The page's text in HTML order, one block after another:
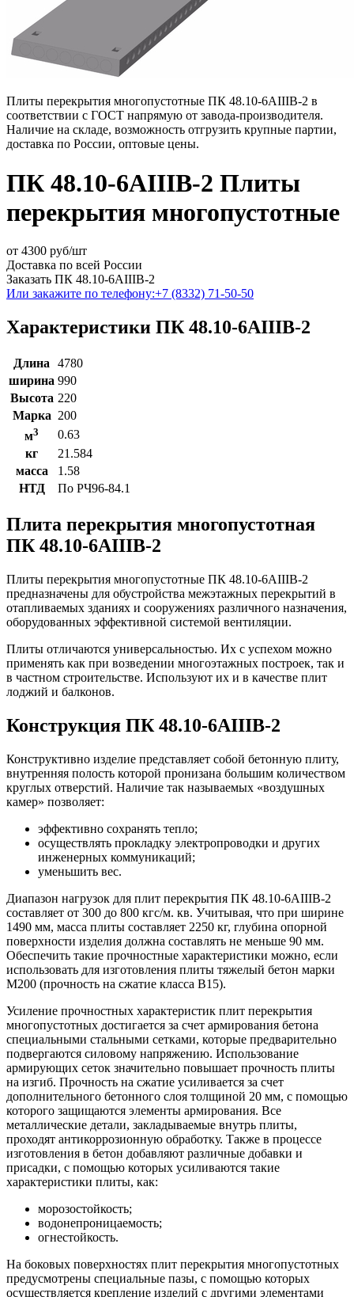
Плиты перекрытия многопустотные ПК 48.10-6АIIIВ-2 в
соответствии с ГОСТ напрямую от завода-производителя.
Наличие на складе, возможность отгрузить крупные партии,
доставка по России, оптовые цены.
ПК 48.10-6АIIIВ-2 Плиты
перекрытия многопустотные
от 4300 руб/шт
Доставка по всей России
Заказать ПК 48.10-6АIIIВ-2
Или закажите по телефону:+7 (8332) 71-50-50
Характеристики ПК 48.10-6АIIIВ-2
Длина
4780
ширина 990
Высота 220
Марка 200
м3
0.63
кг
21.584
масса
1.58
НТД
По РЧ96-84.1
Плита перекрытия многопустотная
ПК 48.10-6АIIIВ-2
Плиты перекрытия многопустотные ПК 48.10-6АIIIВ-2
предназначены для обустройства межэтажных перекрытий в
отапливаемых зданиях и сооружениях различного назначения,
оборудованных эффективной системой вентиляции.
Плиты отличаются универсальностью. Их с успехом можно
применять как при возведении многоэтажных построек, так и
в частном строительстве. Используют их и в качестве плит
лоджий и балконов.
Конструкция ПК 48.10-6АIIIВ-2
Конструктивно изделие представляет собой бетонную плиту,
внутренняя полость которой пронизана большим количеством
круглых отверстий. Наличие так называемых «воздушных
камер» позволяет:
эффективно сохранять тепло;
осуществлять прокладку электропроводки и других
инженерных коммуникаций;
уменьшить вес.
Диапазон нагрузок для плит перекрытия ПК 48.10-6АIIIВ-2
составляет от 300 до 800 кгс/м. кв. Учитывая, что при ширине
1490 мм, масса плиты составляет 2250 кг, глубина опорной
поверхности изделия должна составлять не меньше 90 мм.
Обеспечить такие прочностные характеристики можно, если
использовать для изготовления плиты тяжелый бетон марки
М200 (прочность на сжатие класса В15).
Усиление прочностных характеристик плит перекрытия
многопустотных достигается за счет армирования бетона
специальными стальными сетками, которые предварительно
подвергаются силовому напряжению. Использование
армирующих сеток значительно повышает прочность плиты
на изгиб. Прочность на сжатие усиливается за счет
дополнительного бетонного слоя толщиной 20 мм, с помощью
которого защищаются элементы армирования. Все
металлические детали, закладываемые внутрь плиты,
проходят антикоррозионную обработку. Также в процессе
изготовления в бетон добавляют различные добавки и
присадки, с помощью которых усиливаются такие
характеристики плиты, как:
морозостойкость;
водонепроницаемость;
огнестойкость.
На боковых поверхностях плит перекрытия многопустотных
предусмотрены специальные пазы, с помощью которых
осуществляется крепление изделий с другими элементами